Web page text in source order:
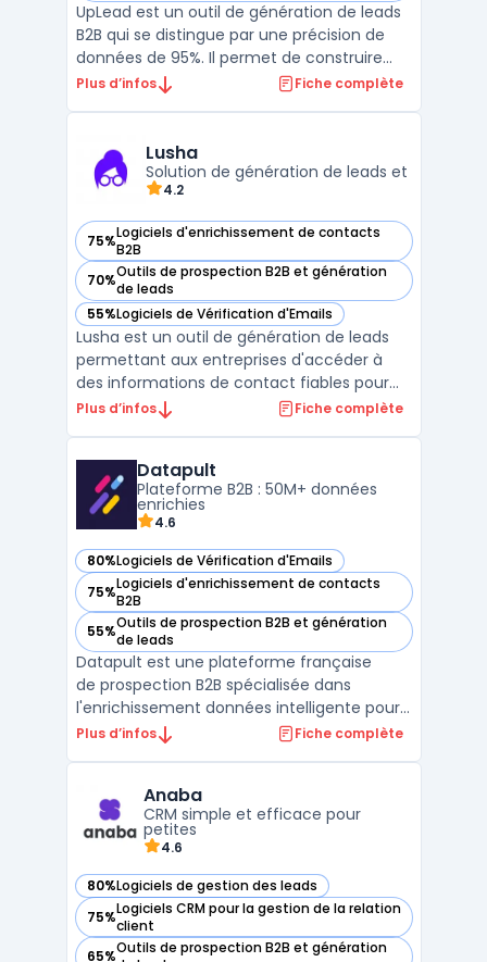
UpLead est un outil de génération de leads
B2B qui se distingue par une précision de
données de 95%. Il permet de construire
des listes de prospection exemptes de
sa capacité à fournir des données de
contact précises et véri ...
Plus d’infos Fiche complète
Lusha
Solution de génération de leads et
4.2
75%Logiciels d'enrichissement de contacts
B2B
— voir Lusha dans cette catégorie
70%Outils de prospection B2B et génération
de leads
— voir Lusha dans cette catégorie
55%Logiciels de Vérification d'Emails
— voir Lusha dans cette catégorie
Lusha est un outil de génération de leads
permettant aux entreprises d'accéder à
des informations de contact fiables pour
optimiser leurs activités de prospection.
Lusha facilite la recherche et
l'enrichissement des donné ...
Plus d’infos Fiche complète
Datapult
Plateforme B2B : 50M+ données
enrichies
4.6
80%Logiciels de Vérification d'Emails
— voir Datapult dans cette catégorie
75%Logiciels d'enrichissement de contacts
B2B
— voir Datapult dans cette catégorie
55%Outils de prospection B2B et génération
de leads
— voir Datapult dans cette catégorie
Datapult est une plateforme française
de prospection B2B spécialisée dans
l'enrichissement données intelligente pour
acquisition clients. Elle centralise 50M+
avec moteur recherche B2B performant. L ...
Plus d’infos Fiche complète
Anaba
CRM simple et efficace pour
petites
4.6
80%Logiciels de gestion des leads
— voir Anaba dans cette catégorie
75%Logiciels CRM pour la gestion de la relation
client
— voir Anaba dans cette catégorie
65%Outils de prospection B2B et génération